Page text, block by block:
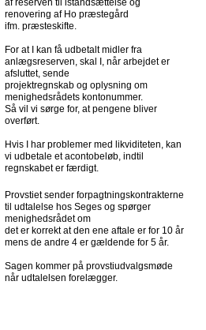
renovering af Ho præstegård
ifm. præsteskifte.
For at I kan få udbetalt midler fra
anlægsreserven, skal I, når arbejdet er
afsluttet, sende
projektregnskab og oplysning om
menighedsrådets kontonummer.
Så vil vi sørge for, at pengene bliver
overført.
Hvis I har problemer med likviditeten, kan
vi udbetale et acontobeløb, indtil
regnskabet er færdigt.
Provstiet sender forpagtningskontrakterne
til udtalelse hos Seges og spørger
menighedsrådet om
det er korrekt at den ene aftale er for 10 år
mens de andre 4 er gældende for 5 år.
Sagen kommer på provstiudvalgsmøde
når udtalelsen forelægger.